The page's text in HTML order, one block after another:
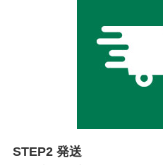
STEP2 発送